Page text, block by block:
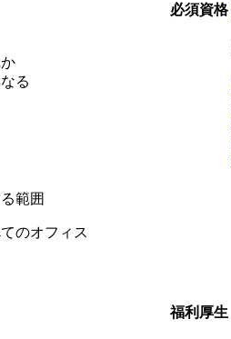
る
範囲
のオフィス
必須資格
福利厚生